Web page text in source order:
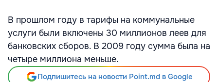
В прошлом году в тарифы на коммунальные
услуги были включены 30 миллионов леев для
банковских сборов. В 2009 году сумма была на
четыре миллиона меньше.
Подпишитесь на новости Point.md в Google